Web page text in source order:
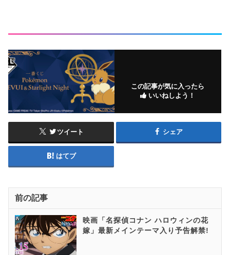
この記事が気に入ったら
いいねしよう！
ツイート シェア
はてブ
前の記事
映画「名探偵コナン ハロウィンの花
嫁」最新メインテーマ入り予告解禁!